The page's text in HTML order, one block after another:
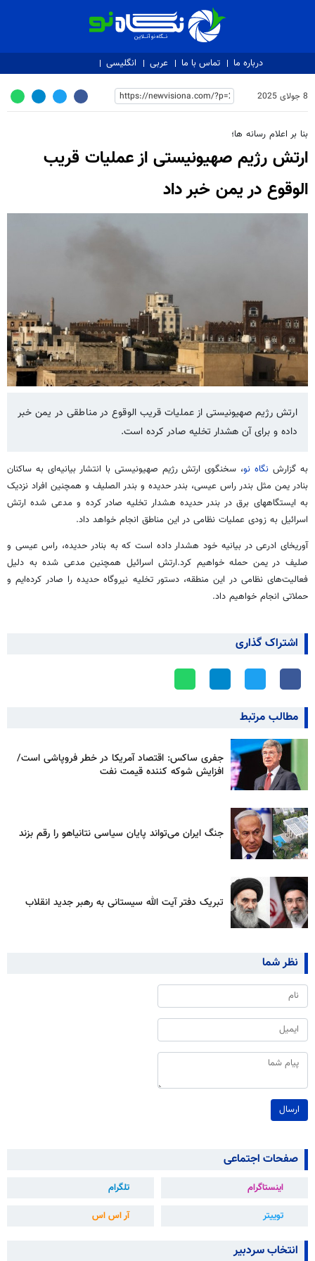
نگاه نو
درباره ما تماس با ما عربی انگلیسی
8 جولای 2025
بنا بر اعلام رسانه ها؛
ارتش رژیم صهیونیستی از عملیات قریب
الوقوع در یمن خبر داد
ارتش رژیم صهیونیستی از عملیات قریب الوقوع در مناطقی در یمن خبر
داده و برای آن هشدار تخلیه صادر کرده است.
به گزارش نگاه نو، سخنگوی ارتش رژیم صهیونیستی با انتشار بیانیه‌ای به ساکنان
بنادر یمن مثل بندر راس عیسی، بندر حدیده و بندر الصلیف و همچنین افراد نزدیک
به ایستگاههای برق در بندر حدیده هشدار تخلیه صادر کرده و مدعی شده ارتش
اسرائیل به زودی عملیات نظامی در این مناطق انجام خواهد داد.
آوریخای ادرعی در بیانیه خود هشدار داده است که به بنادر حدیده، راس عیسی و
صلیف در یمن حمله خواهیم کرد.ارتش اسرائیل همچنین مدعی شده به دلیل
فعالیت‌های نظامی در این منطقه، دستور تخلیه نیروگاه حدیده را صادر کرده‌ایم و
حملاتی انجام خواهیم داد.
اشتراک گذاری
مطالب مرتبط
جفری ساکس: اقتصاد آمریکا در خطر فروپاشی است/
افزایش شوکه کننده قیمت نفت
جنگ ایران می‌تواند پایان سیاسی نتانیاهو را رقم بزند
تبریک دفتر آیت الله سیستانی به رهبر جدید انقلاب
نظر شما
ارسال
صفحات اجتماعی
اینستاگرام
تلگرام
توییتر
آر اس اس
انتخاب سردبیر